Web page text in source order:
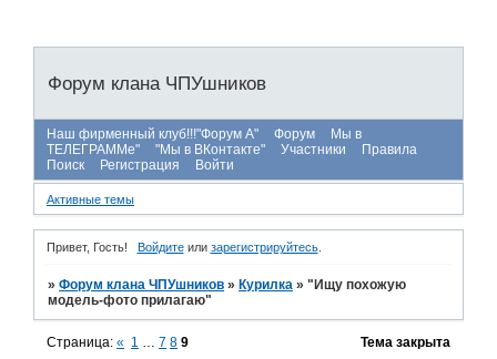
Форум клана ЧПУшников
Наш фирменный клуб!!!"Форум А" Форум
Мы в
ТЕЛЕГРАММе"
"Мы в ВКонтакте" Участники
Правила
Поиск
Регистрация Войти
Активные темы
Привет, Гость! Войдитеили зарегистрируйтесь.
»Форум клана ЧПУшников » Курилка »"Ищу похожую
модель-фото прилагаю"
Страница:« 1 7 8 9 Тема закрыта